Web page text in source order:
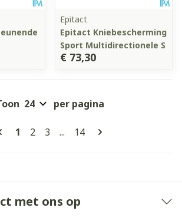
Epitact
Epitact Kniebescherming
Sport Multidirectionele S
€ 73,30
Pagina's
U lees momenteel pagina
1 Pagina
2 Pagina
3 ... Pagina
14
per pagina
met ons op